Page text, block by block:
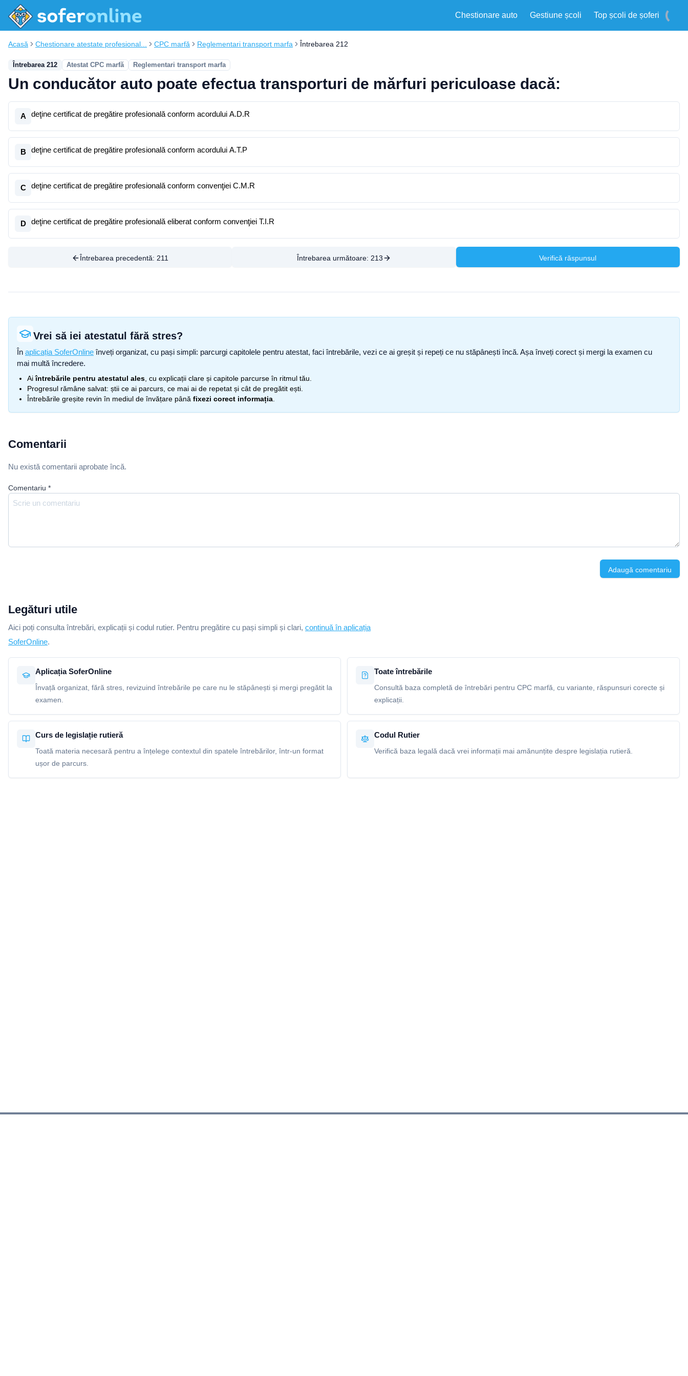
Chestionare auto Gestiune școli Top școli de șoferi
Acasă Chestionare atestate profesional... CPC marfă Reglementari transport marfa Întrebarea 212
Întrebarea 212 Atestat CPC marfă Reglementari transport marfa
Un conducător auto poate efectua transporturi de mărfuri periculoase dacă:
A deţine certificat de pregătire profesională conform acordului A.D.R
B deţine certificat de pregătire profesională conform acordului A.T.P
C deţine certificat de pregătire profesională conform convenţiei C.M.R
D deţine certificat de pregătire profesională eliberat conform convenţiei T.I.R
Întrebarea precedentă: 211 Întrebarea următoare: 213 Verifică răspunsul
Vrei să iei atestatul fără stres?
În aplicația SoferOnline înveți organizat, cu pași simpli: parcurgi capitolele pentru atestat, faci întrebările, vezi ce ai greșit și repeți ce nu stăpânești încă. Așa înveți corect și mergi la examen cu
mai multă încredere.
Aiîntrebările pentru atestatul ales , cu explicații clare și capitole parcurse în ritmul tău.
Progresul rămâne salvat: știi ce ai parcurs, ce mai ai de repetat și cât de pregătit ești.
Întrebările greșite revin în mediul de învățare până fixezi corect informația
Comentarii
Nu există comentarii aprobate încă.
Comentariu *
Adaugă comentariu
Legături utile
Aici poți consulta întrebări, explicații și codul rutier. Pentru pregătire cu pași simpli și clari, continuă în aplicația
SoferOnline.
Aplicația SoferOnline
Învață organizat, fără stres, revizuind întrebările pe care nu le stăpânești și mergi pregătit la
examen.
Toate întrebările
Consultă baza completă de întrebări pentru CPC marfă, cu variante, răspunsuri corecte și
explicații.
Curs de legislație rutieră
Toată materia necesară pentru a înțelege contextul din spatele întrebărilor, într-un format
ușor de parcurs.
Codul Rutier
Verifică baza legală dacă vrei informații mai amănunțite despre legislația rutieră.